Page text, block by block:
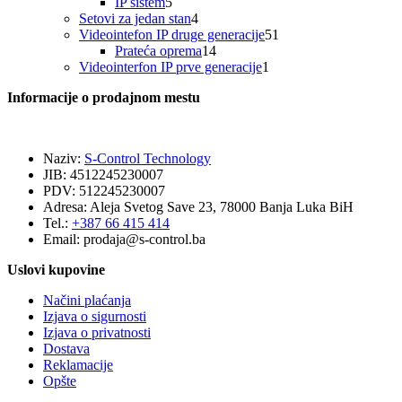
proizvoda
Setovi za jedan stan44
proizvoda
Videointefon IP druge generacije51
Prateća oprema1414
proizvoda
Videointerfon IP prve generacije1
Informacije o prodajnom mestu
Naziv: S-Control Technology
JIB: 4512245230007
PDV: 512245230007
Adresa: Aleja Svetog Save 23, 78000 Banja Luka BiH
Tel.: +387 66 415 414
Email: prodaja@s-control.ba
Uslovi kupovine
Načini plaćanja
Izjava o sigurnosti
Izjava o privatnosti
Dostava
Reklamacije
Opšte